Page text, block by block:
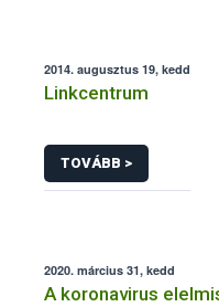
2014. augusztus 19, kedd
Linkcentrum
TOVÁBB >
2020. március 31, kedd
A koronavirus